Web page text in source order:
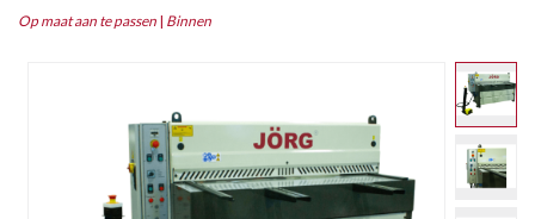
Op maat aan te passen | Binnen